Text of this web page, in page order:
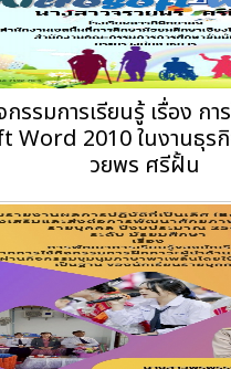
รรมการเรียนรู้ เรื่อง กา
Word 2010 ในงานธุร
วยพร ศรีฝั้น